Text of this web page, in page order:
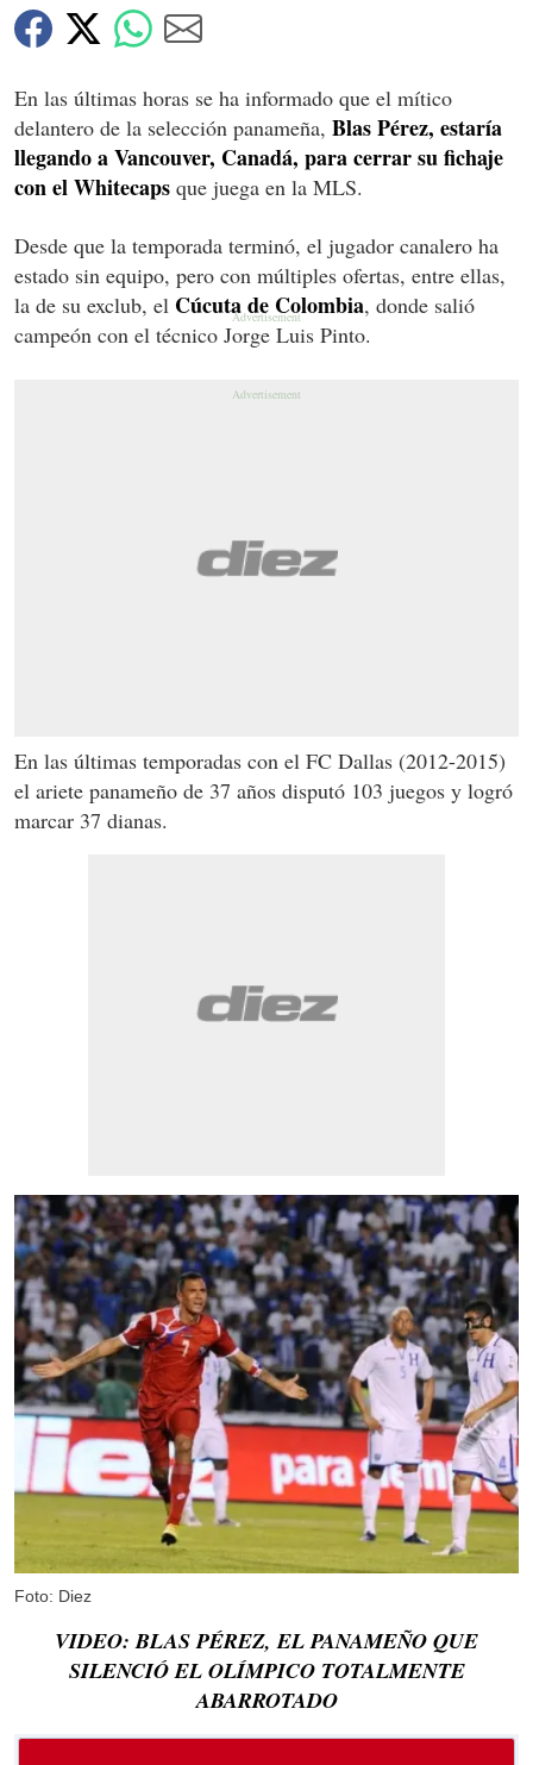
En las últimas horas se ha informado que el mítico
delantero de la selección panameña, Blas Pérez, estaría
llegando a Vancouver, Canadá, para cerrar su fichaje
con el Whitecaps que juega en la MLS.
Desde que la temporada terminó, el jugador canalero ha
estado sin equipo, pero con múltiples ofertas, entre ellas,
la de su exclub, el Cúcuta de Colombia, donde salió
campeón con el técnico Jorge Luis Pinto.
En las últimas temporadas con el FC Dallas (2012-2015)
el ariete panameño de 37 años disputó 103 juegos y logró
marcar 37 dianas.
Foto: Diez
VIDEO: BLAS PÉREZ, EL PANAMEÑO QUE
SILENCIÓ EL OLÍMPICO TOTALMENTE
ABARROTADO